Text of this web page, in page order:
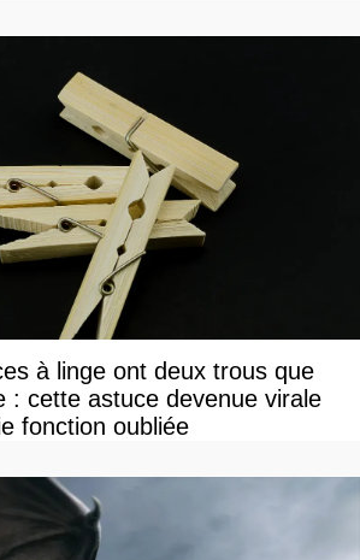
à linge ont deux trous que
: cette astuce devenue virale
fonction oubliée